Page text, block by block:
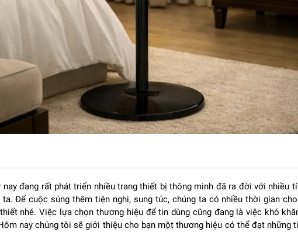
gian
sở hữu thiết kế tinh tế với kiểu dáng thanh thoát, hiện đại. Tông màu trung
cách nội thất khác nhau từ căn hộ hiện đại đến không gian gia đình
nay đang rất phát triển nhiều trang thiết bị thông minh đã ra đời với nhiều
Để cuộc súng thêm tiện nghi, sung túc, chúng ta có nhiều thời gian
nhé. Việc lựa chọn thương hiệu để tin dùng cũng đang là việc khó
nay chúng tôi sẽ giới thiệu cho bạn một thương hiệu có thể đạt những